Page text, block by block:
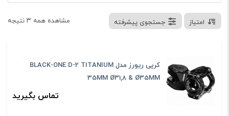
مشاهده همه ۳ نتیجه امتیاز جستجوی پیشرفته
کرپی ریورز مدل BLACK-ONE D-2 TITANIUM
35MM Ø31,8 & Ø35MM
تماس بگیرید